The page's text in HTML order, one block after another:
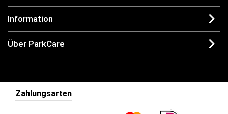
Information
Über ParkCare
Zahlungsarten